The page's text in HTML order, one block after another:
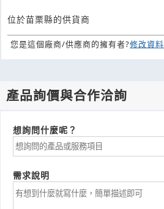
位於苗栗縣的供貨商
您是這個廠商/供應商的擁有者?修改資料
產品詢價與合作洽詢
想詢問什麼呢？
需求說明